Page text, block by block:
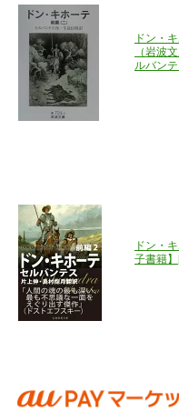
ドン・
（岩波
ルバン
ドン・
子書籍